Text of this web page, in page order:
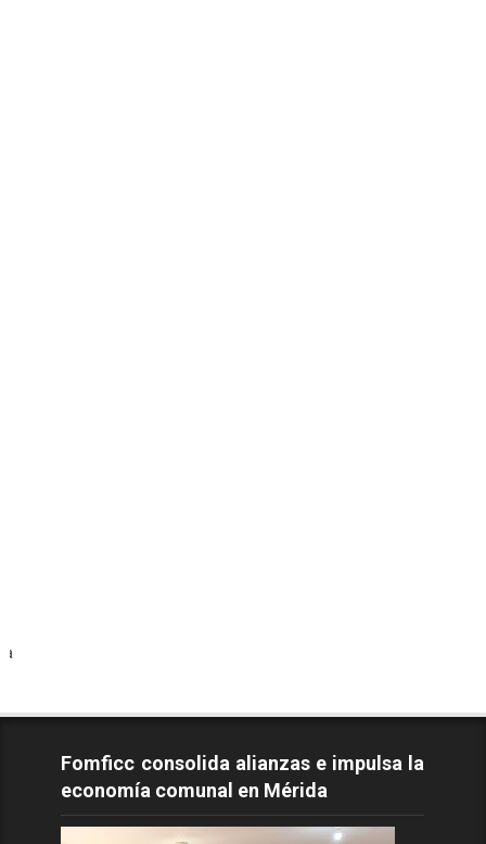
Fomficc consolida alianzas e impulsa la
economía comunal en Mérida